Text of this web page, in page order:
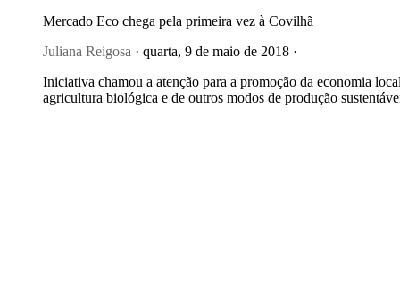
Mercado Eco chega pela primeira vez à Covilhã
Juliana Reigosa · quarta, 9 de maio de 2018 ·
Iniciativa chamou a atenção para a promoção da economia
agricultura biológica e de outros modos de produção